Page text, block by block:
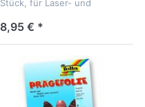
Stück, für Laser- und
8,95 € *